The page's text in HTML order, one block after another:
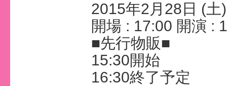
2015年2月28日 (
開場 : 17:00 開演 :
■先行物販■
15:30開始
16:30終了予定